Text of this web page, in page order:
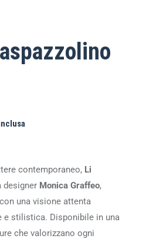
contemporaneo, Li
designer Monica Graffeo,
una visione attenta
e stilistica. Disponibile in una
che valorizzano ogni